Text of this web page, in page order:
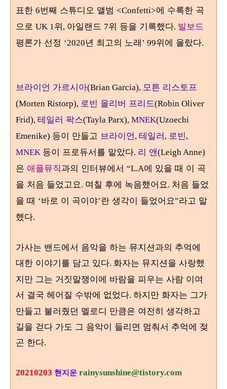
표한 6번째 스튜디오 앨범 <Confetti>에 수록한 곡
으로 UK 1위, 아일랜드 7위 등을 기록했다. 빌보드
평론가 선정 ‘2020년 최고의 노래’ 99위에 올랐다.
브라이언 가르시아(Brian Garcia), 모튼 리스토프
(Morten Ristorp), 로빈 올리버 프리드(Robin Oliver
Frid), 테일러 팍스(Tayla Parx), MNEK(Uzoechi
Emenike) 등이 만들고 브라이언, 테일러, 로빈,
MNEK 등이 프로듀서를 맡았다. 리 앤(Leigh Anne)
은 애플뮤직과의 인터뷰에서 “L.A에 있을 때 이 곡
을 처음 들었고요. 며칠 후에 녹음했어요. 처음 들었
을 때 ‘바로 이 곡이야’ 란 생각이 들었어요”라고 말
했다.
가사는 밴드에서 음악을 하는 뮤지션과의 추억에
대한 이야기를 담고 있다. 화자는 뮤지션을 사랑했
지만 그는 거짓말쟁이에 바람을 피우는 사람 이여
서 결국 헤어질 수밖에 없었다. 하지만 화자는 그가
만들고 불러줬던 멜로디 만큼은 여전히 생각하고
길을 걷다 가도 그 음악이 들리면 멈춰서 추억에 젖
곤 한다.
20210203 현지운 rainysunshine@tistory.com